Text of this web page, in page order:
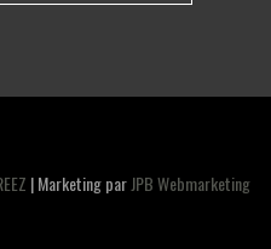
| Marketing parJPB Webmarketing